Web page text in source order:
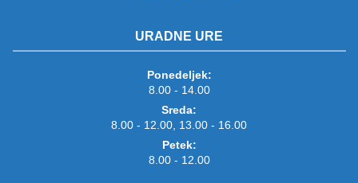
URADNE URE
Ponedeljek:
8.00 - 14.00
Sreda:
8.00 - 12.00, 13.00 - 16.00
Petek:
8.00 - 12.00